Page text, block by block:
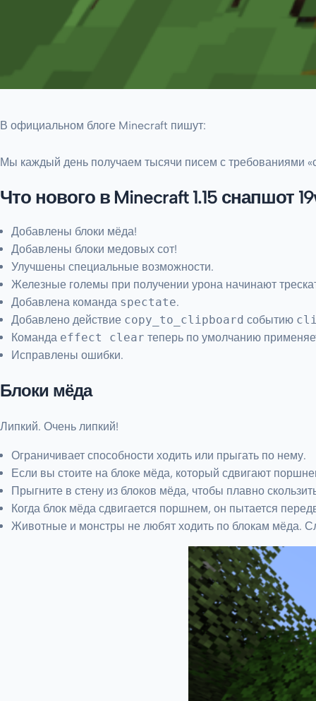
В официальном блоге Minecraft пишут:
Мы каждый день получаем тысячи писем с требованиями
Что нового в Minecraft 1.15 снапшот
Добавлены блоки мёда!
Добавлены блоки медовых сот!
Улучшены специальные возможности.
Железные големы при получении урона начинают
Добавлена команда spectate.
Добавлено действие copy_to_clipboard событию
Команда effect clear теперь по умолчанию
Исправлены ошибки.
Блоки мёда
Липкий. Очень липкий!
Ограничивает способности ходить или прыгать по нему.
Если вы стоите на блоке мёда, который сдвигают
Прыгните в стену из блоков мёда, чтобы плавно
Когда блок мёда сдвигается поршнем, он пытается
Животные и монстры не любят ходить по блокам мёда.